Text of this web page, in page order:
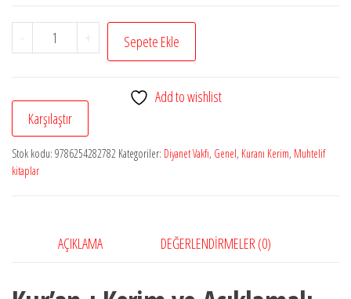
-
Kur'an-
ı
ve
Açıklamalı
Karşılıklı
Meali
+ Sepete Ekle
Add to wishlist
Karşılaştır
Stok kodu: 9786254282782 Kategoriler: Diyanet Vakfı, Genel, Kuranı Kerim, Muhtelif
kitaplar
AÇIKLAMA DEĞERLENDIRMELER (0)